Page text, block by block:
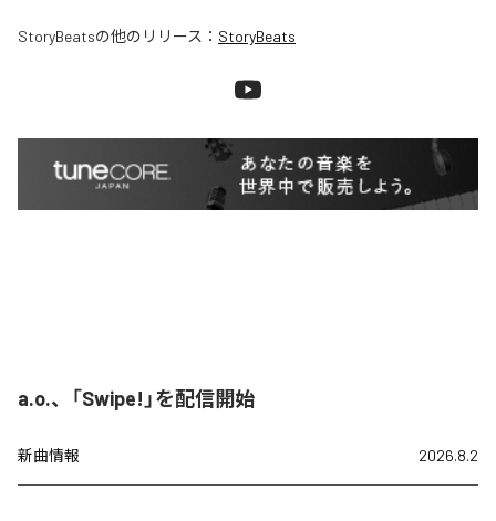
StoryBeatsの他のリリース： StoryBeats
a.o.、「Swipe!」を配信開始
新曲情報 2026.8.2